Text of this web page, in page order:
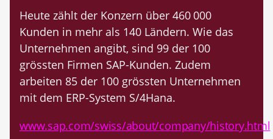
Heute zählt der Konzern über 460 000
Kunden in mehr als 140 Ländern. Wie das
Unternehmen angibt, sind 99 der 100
grössten Firmen SAP-Kunden. Zudem
arbeiten 85 der 100 grössten Unternehmen
mit dem ERP-System S/4Hana.
www.sap.com/swiss/about/company/history.html